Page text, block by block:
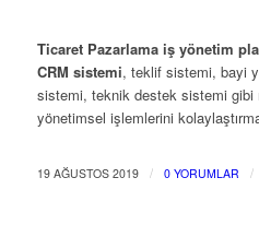
Ticaret Pazarlama iş yönetim
CRM sistemi, teklif sistemi, bayi
sistemi, teknik destek sistemi gibi
yönetimsel işlemlerini
19 AĞUSTOS 2019 / 0 YORUMLAR /